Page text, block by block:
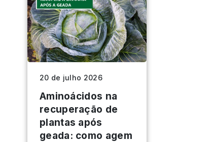
20 de julho 2026
Aminoácidos na
recuperação de
plantas após
geada: como agem